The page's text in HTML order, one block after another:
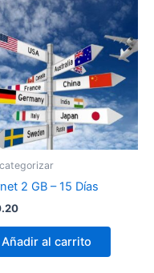
2 GB – 15 Días
Añadir al carrito